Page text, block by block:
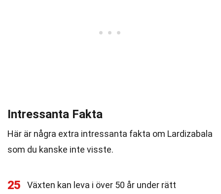
Intressanta Fakta
Här är några extra intressanta fakta om Lardizabala
som du kanske inte visste.
25
Växten kan leva i över 50 år under rätt